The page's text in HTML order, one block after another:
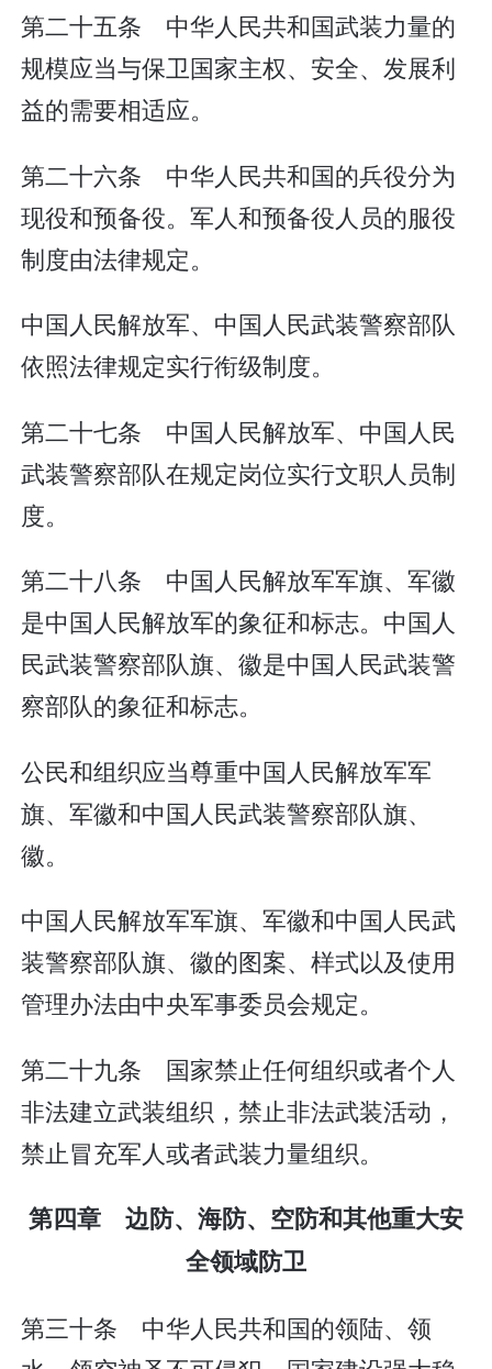
第二十五条 中华人民共和国武装力量的
规模应当与保卫国家主权、安全、发展利
益的需要相适应。
第二十六条 中华人民共和国的兵役分为
现役和预备役。军人和预备役人员的服役
制度由法律规定。
中国人民解放军、中国人民武装警察部队
依照法律规定实行衔级制度。
第二十七条 中国人民解放军、中国人民
武装警察部队在规定岗位实行文职人员制
度。
第二十八条 中国人民解放军军旗、军徽
是中国人民解放军的象征和标志。中国人
民武装警察部队旗、徽是中国人民武装警
察部队的象征和标志。
公民和组织应当尊重中国人民解放军军
旗、军徽和中国人民武装警察部队旗、
徽。
中国人民解放军军旗、军徽和中国人民武
装警察部队旗、徽的图案、样式以及使用
管理办法由中央军事委员会规定。
第二十九条 国家禁止任何组织或者个人
非法建立武装组织，禁止非法武装活动，
禁止冒充军人或者武装力量组织。
第四章 边防、海防、空防和其他重大安
全领域防卫
第三十条 中华人民共和国的领陆、领